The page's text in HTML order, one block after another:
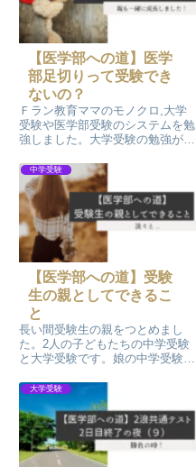
【医学部への道】医学
部足切りって受験でき
ないの？
Ｆラン教育ママのモノクロ,大学
受験や医学部受験のシステムを勉
強しました。大学受験の勉強がど
ることになりました。受験のシス
テムも各大学細かく違います。現
状を知って目標を具体的に知るこ
とがストレスない受験期間を過ご
す秘訣です。
中学受験
【医学部への道】受験
生の親としてできるこ
と
長い間受験生の親をつとめまし
た。2人の子どもたちの中学受験
と大学受験です。娘の中学受験か
で…^^;受験学年では、家の雰囲
気がウキウキせずに、かつ暗くな
らないようにひたすら淡々と過ご
すことを心がけていました!!
大学受験